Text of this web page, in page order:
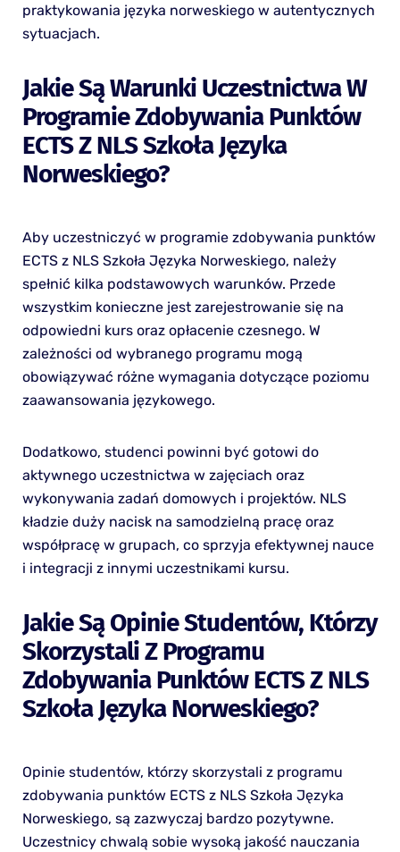
praktykowania języka norweskiego w autentycznych
sytuacjach.
Jakie Są Warunki Uczestnictwa W
Programie Zdobywania Punktów
ECTS Z NLS Szkoła Języka
Norweskiego?
Aby uczestniczyć w programie zdobywania punktów
ECTS z NLS Szkoła Języka Norweskiego, należy
spełnić kilka podstawowych warunków. Przede
wszystkim konieczne jest zarejestrowanie się na
odpowiedni kurs oraz opłacenie czesnego. W
zależności od wybranego programu mogą
obowiązywać różne wymagania dotyczące poziomu
zaawansowania językowego.
Dodatkowo, studenci powinni być gotowi do
aktywnego uczestnictwa w zajęciach oraz
wykonywania zadań domowych i projektów. NLS
kładzie duży nacisk na samodzielną pracę oraz
współpracę w grupach, co sprzyja efektywnej nauce
i integracji z innymi uczestnikami kursu.
Jakie Są Opinie Studentów, Którzy
Skorzystali Z Programu
Zdobywania Punktów ECTS Z NLS
Szkoła Języka Norweskiego?
Opinie studentów, którzy skorzystali z programu
zdobywania punktów ECTS z NLS Szkoła Języka
Norweskiego, są zazwyczaj bardzo pozytywne.
Uczestnicy chwalą sobie wysoką jakość nauczania